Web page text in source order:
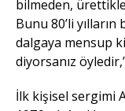
bilmeden,
Bunu 80’li
dalgaya mensup
diyorsanız
İlk kişisel sergimi